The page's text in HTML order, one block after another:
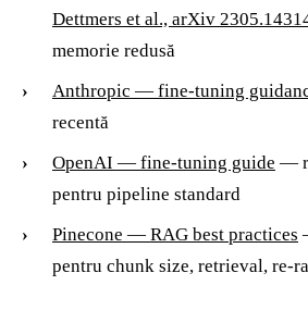
Dettmers et al., arXiv
memorie redusă
Anthropic — fine-tuning
recentă
OpenAI — fine-tuning guide —
pentru pipeline standard
Pinecone — RAG best practices
pentru chunk size, retrieval, re-